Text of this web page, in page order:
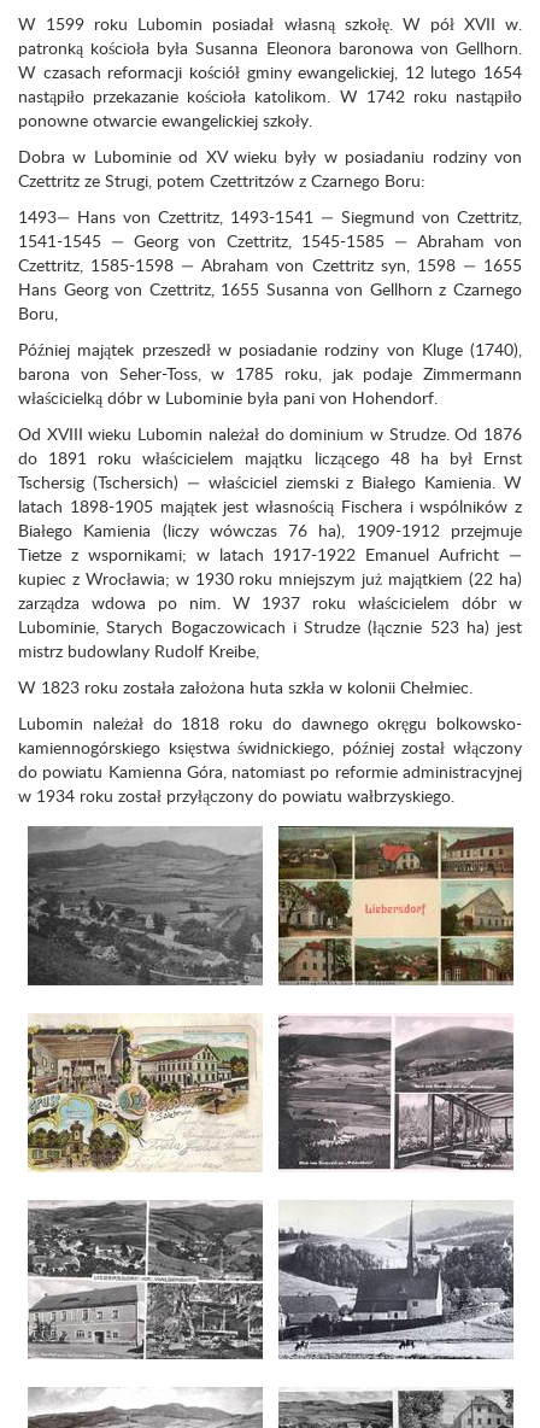
W 1599 roku Lubomin posiadał własną szkołę. W pół XVII w.
patronką kościoła była Susanna Eleonora baronowa von Gellhorn.
W czasach reformacji kościół gminy ewange­lickiej, 12 lutego 1654
nastąpiło przekazanie kościoła katolikom. W 1742 roku nastąpiło
ponowne otwarcie ewangelickiej szkoły.
Dobra w Lubominie od XV wieku były w posiadaniu rodziny von
Czettritz ze Strugi, potem Czettritzów z Czarnego Boru:
1493— Hans von Czettritz, 1493-1541 — Siegmund von Czettritz,
1541-1545 — Georg von Czettritz, 1545-1585 — Abraham von
Czettritz, 1585-1598 — Abraham von Czettritz syn, 1598 — 1655
Hans Georg von Czettritz, 1655 Susanna von Gellhorn z Czarnego
Boru,
Później majątek przeszedł w posiadanie rodziny von Kluge (1740),
barona von Seher-Toss, w 1785 roku, jak podaje Zimmermann
właścicielką dóbr w Lubominie była pani von Hohendorf.
Od XVIII wieku Lubomin należał do dominium w Strudze. Od 1876
do 1891 roku właścicielem majątku liczącego 48 ha był Ernst
Tschersig (Tschersich) — właściciel ziemski z Białego Kamienia. W
latach 1898-1905 majątek jest własnością Fischera i wspólników z
Białego Kamienia (liczy wówczas 76 ha), 1909-1912 przejmuje
Tietze z wspornikami; w latach 1917-1922 Emanuel Aufricht —
kupiec z Wrocławia; w 1930 roku mniejszym już majątkiem (22 ha)
zarządza wdowa po nim. W 1937 roku właścicielem dóbr w
Lubominie, Starych Bogaczowicach i Strudze (łącznie 523 ha) jest
mistrz budow­lany Rudolf Kreibe,
W 1823 roku została założona huta szkła w kolonii Chełmiec.
Lubomin należał do 1818 roku do dawnego okręgu bolkowsko-
kamiennogórskiego księstwa świdnickiego, później został włączony
do powiatu Kamienna Góra, na­tomiast po reformie administracyjnej
w 1934 roku został przyłączony do powiatu wałbrzy­skiego.